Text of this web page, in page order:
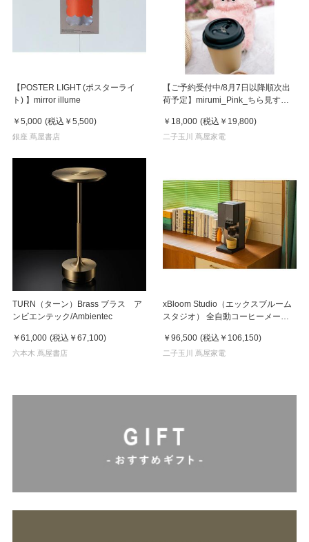
【POSTER LIGHT (ポスターライ
ト) 】mirror illume
￥5,000 (税込 ￥5,500)
銀座 蔦屋書店
【ご予約受付中/8月7日以降順次出
荷予定】mirumi_Pink_ちら見する
￥18,000 (税込 ￥19,800)
二子玉川 蔦屋家電
TURN（ターン）Brass ブラス ア
ンビエンテック/Ambientec
￥61,000 (税込 ￥67,100)
六本木 蔦屋書店
xBloom Studio（エックスブルーム
スタジオ） 全自動コーヒーメーカ
￥96,500 (税込 ￥106,150)
二子玉川 蔦屋家電